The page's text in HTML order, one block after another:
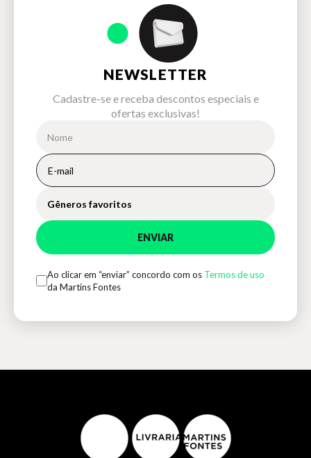
NEWSLETTER
Cadastre-se e receba descontos especiais e
ofertas exclusivas!
Gêneros favoritos
ENVIAR
Ao clicar em “enviar” concordo com os Termos de uso
da Martins Fontes